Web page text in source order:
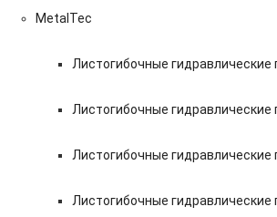
MetalTec
Листогибочные гидравлические
Листогибочные
Листогибочные гидравлические
Листогибочные гидравлические